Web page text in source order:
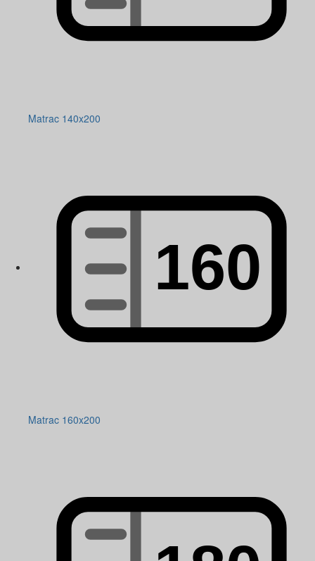
Matrac 140x200
Matrac 160x200